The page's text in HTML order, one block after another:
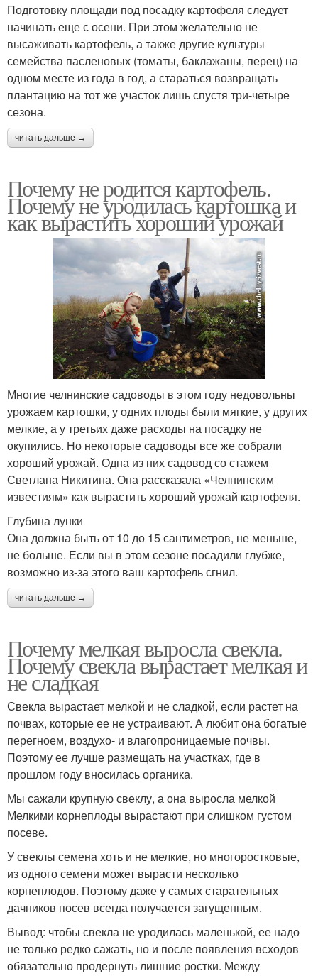
Подготовку площади под посадку картофеля следует
начинать еще с осени. При этом желательно не
высаживать картофель, а также другие культуры
семейства пасленовых (томаты, баклажаны, перец) на
одном месте из года в год, а стараться возвращать
плантацию на тот же участок лишь спустя три-четыре
сезона.
читать дальше →
Почему не родится картофель.
Почему не уродилась картошка и
как вырастить хороший урожай
Многие челнинские садоводы в этом году недовольны
урожаем картошки, у одних плоды были мягкие, у других
мелкие, а у третьих даже расходы на посадку не
окупились. Но некоторые садоводы все же собрали
хороший урожай. Одна из них садовод со стажем
Светлана Никитина. Она рассказала «Челнинским
известиям» как вырастить хороший урожай картофеля.
Глубина лунки
Она должна быть от 10 до 15 сантиметров, не меньше,
не больше. Если вы в этом сезоне посадили глубже,
возможно из-за этого ваш картофель сгнил.
читать дальше →
Почему мелкая выросла свекла.
Почему свекла вырастает мелкая и
не сладкая
Свекла вырастает мелкой и не сладкой, если растет на
почвах, которые ее не устраивают. А любит она богатые
перегноем, воздухо- и влагопроницаемые почвы.
Поэтому ее лучше размещать на участках, где в
прошлом году вносилась органика.
Мы сажали крупную свеклу, а она выросла мелкой
Мелкими корнеплоды вырастают при слишком густом
посеве.
У свеклы семена хоть и не мелкие, но многоростковые,
из одного семени может вырасти несколько
корнеплодов. Поэтому даже у самых старательных
дачников посев всегда получается загущенным.
Вывод: чтобы свекла не уродилась маленькой, ее надо
не только редко сажать, но и после появления всходов
обязательно продернуть лишние ростки. Между